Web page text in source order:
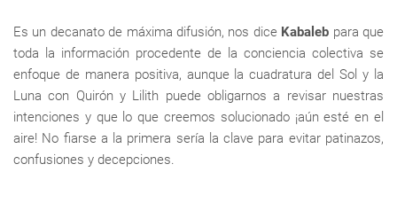
Es un decanato de máxima difusión, nos dice Kabaleb para que
toda la información procedente de la conciencia colectiva se
enfoque de manera positiva, aunque la cuadratura del Sol y la
Luna con Quirón y Lilith puede obligarnos a revisar nuestras
intenciones y que lo que creemos solucionado ¡aún esté en el
aire! No fiarse a la primera sería la clave para evitar patinazos,
confusiones y decepciones.